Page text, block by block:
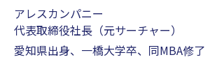
アレスカンパニー
代表取締役社長（元サーチャー）
愛知県出身、一橋大学卒、同MBA修了